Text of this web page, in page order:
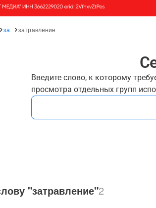
за затравление
Введите слово, к которому
просмотра отдельных групп
"затравление"2